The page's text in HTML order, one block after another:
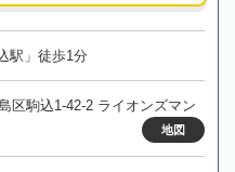
駅」徒歩1分
区駒込1-42-2 ライオンズマン
地図